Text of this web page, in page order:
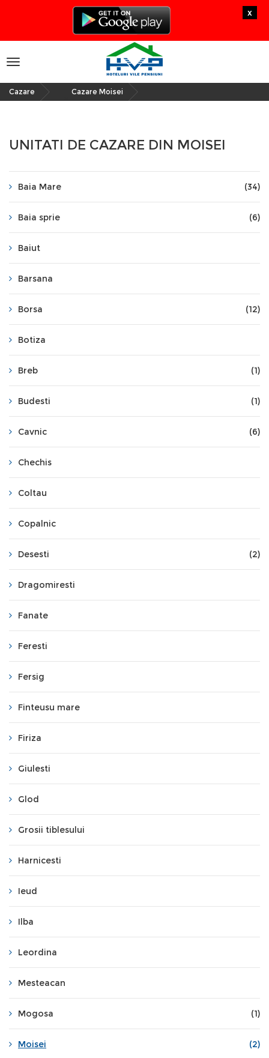
x
Toggle
navigation
Cazare Cazare Moisei
UNITATI DE CAZARE DIN MOISEI
Baia Mare (34)
Baia sprie (6)
Baiut
Barsana
Borsa (12)
Botiza
Breb (1)
Budesti (1)
Cavnic (6)
Chechis
Coltau
Copalnic
Desesti (2)
Dragomiresti
Fanate
Feresti
Fersig
Finteusu mare
Firiza
Giulesti
Glod
Grosii tiblesului
Harnicesti
Ieud
Ilba
Leordina
Mesteacan
Mogosa (1)
Moisei (2)